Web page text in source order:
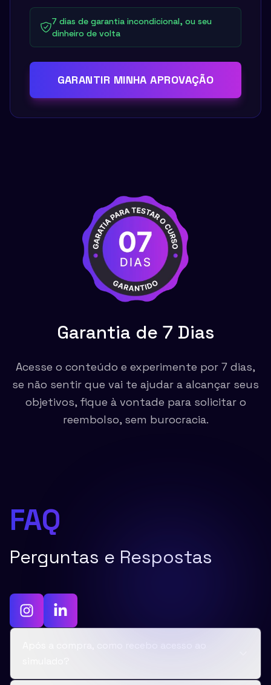
7 dias de garantia incondicional, ou seu
dinheiro de volta
GARANTIR MINHA APROVAÇÃO
Garantia de 7 Dias
Acesse o conteúdo e experimente por 7 dias,
se não sentir que vai te ajudar a alcançar seus
objetivos, fique à vontade para solicitar o
reembolso, sem burocracia.
FAQ
Perguntas e Respostas